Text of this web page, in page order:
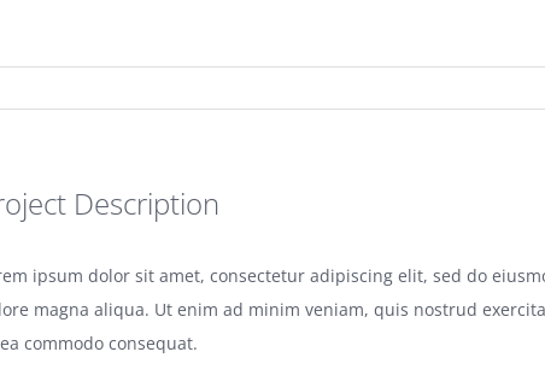
Description
ipsum dolor sit amet, consectetur adipiscing elit, sed do
magna aliqua. Ut enim ad minim veniam, quis nostrud
commodo consequat.